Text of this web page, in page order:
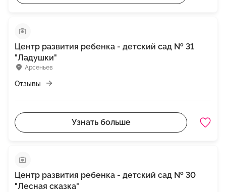
Арсеньев
Центр развития ребенка - детский сад № 31
"Ладушки"
Отзывы
Узнать больше
Центр развития ребенка - детский сад № 30
"Лесная сказка"